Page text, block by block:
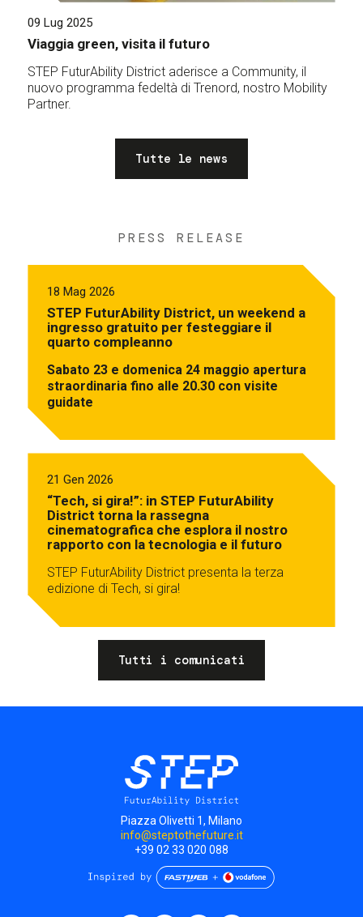
09 Lug 2025
Viaggia green, visita il futuro
STEP FuturAbility District aderisce a Community, il
nuovo programma fedeltà di Trenord, nostro Mobility
Partner.
Tutte le news
PRESS RELEASE
18 Mag 2026
STEP FuturAbility District, un weekend a
ingresso gratuito per festeggiare il
quarto compleanno
Sabato 23 e domenica 24 maggio apertura
straordinaria fino alle 20.30 con visite
guidate
21 Gen 2026
“Tech, si gira!”: in STEP FuturAbility
District torna la rassegna
cinematografica che esplora il nostro
rapporto con la tecnologia e il futuro
STEP FuturAbility District presenta la terza
edizione di Tech, si gira!
Tutti i comunicati
Piazza Olivetti 1, Milano
info@steptothefuture.it
+39 02 33 020 088